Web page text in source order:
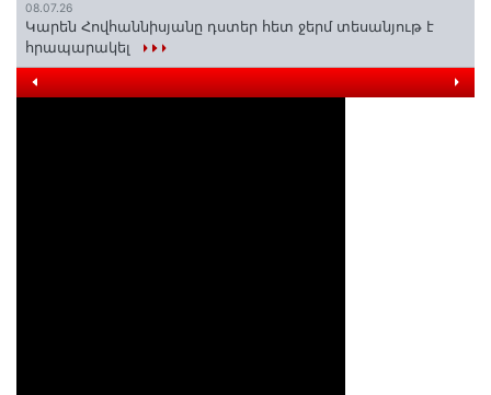
08.07.26
Կարեն Հովհաննիսյանը դստեր հետ ջերմ տեսանյութ է
հրապարակել